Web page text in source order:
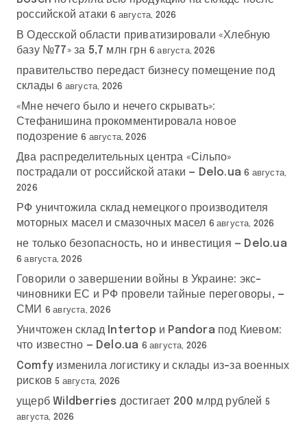
российской атаки 6 августа, 2026
В Одесской области приватизировали «Хлебную
базу №77» за 5,7 млн грн 6 августа, 2026
правительство передаст бизнесу помещение под
склады 6 августа, 2026
«Мне нечего было и нечего скрывать»:
Стефанишина прокомментировала новое
подозрение 6 августа, 2026
Два распределительных центра «Сільпо»
пострадали от российской атаки — Delo.ua 6 августа,
2026
РФ уничтожила склад немецкого производителя
моторных масел и смазочных масел 6 августа, 2026
не только безопасность, но и инвестиция — Delo.ua
6 августа, 2026
Говорили о завершении войны в Украине: экс-
чиновники ЕС и РФ провели тайные переговоры, —
СМИ
6 августа, 2026
Уничтожен склад Intertop и Pandora под Киевом:
что известно — Delo.ua 6 августа, 2026
Comfy изменила логистику и склады из-за военных
рисков 5 августа, 2026
ущерб Wildberries достигает 200 млрд рублей 5
августа, 2026